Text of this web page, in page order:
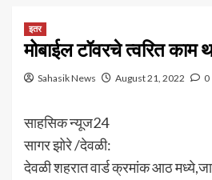
इतर
मोबाईल टॉवरचे त्वरित काम
Sahasik News August 21, 2022 0
साहसिक न्यूज24
सागर झोरे /देवळी:
देवळी शहरात वार्ड क्रमांक आठ